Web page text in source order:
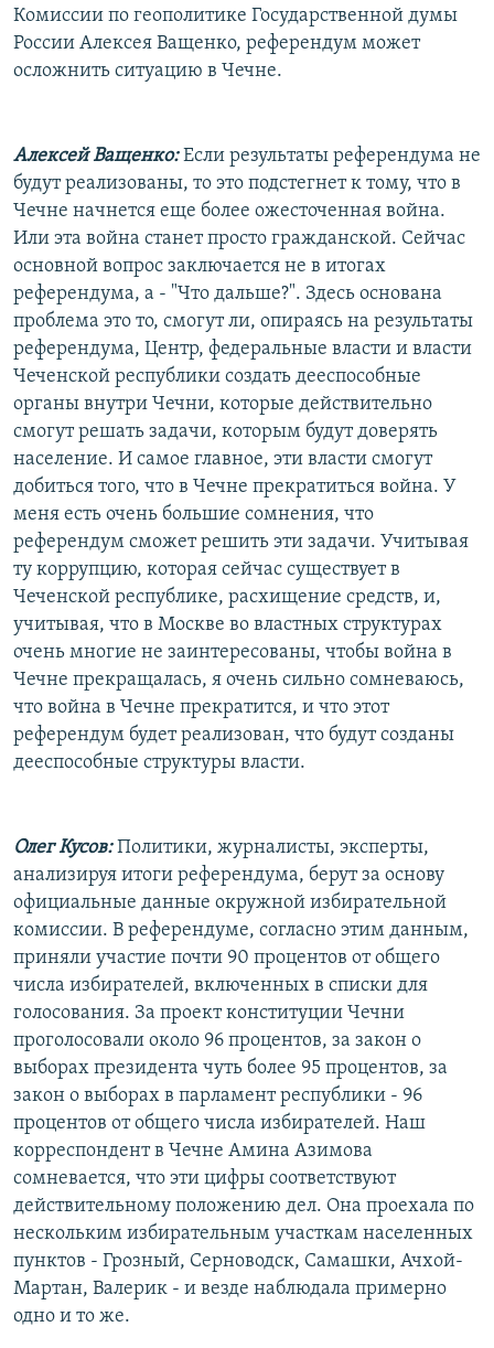
Комиссии по геополитике Государственной думы
России Алексея Ващенко, референдум может
осложнить ситуацию в Чечне.
Алексей Ващенко:Если результаты референдума не
будут реализованы, то это подстегнет к тому, что в
Чечне начнется еще более ожесточенная война.
Или эта война станет просто гражданской. Сейчас
основной вопрос заключается не в итогах
референдума, а - "Что дальше?". Здесь основана
проблема это то, смогут ли, опираясь на результаты
референдума, Центр, федеральные власти и власти
Чеченской республики создать дееспособные
органы внутри Чечни, которые действительно
смогут решать задачи, которым будут доверять
население. И самое главное, эти власти смогут
добиться того, что в Чечне прекратиться война. У
меня есть очень большие сомнения, что
референдум сможет решить эти задачи. Учитывая
ту коррупцию, которая сейчас существует в
Чеченской республике, расхищение средств, и,
учитывая, что в Москве во властных структурах
очень многие не заинтересованы, чтобы война в
Чечне прекращалась, я очень сильно сомневаюсь,
что война в Чечне прекратится, и что этот
референдум будет реализован, что будут созданы
дееспособные структуры власти.
Олег Кусов:Политики, журналисты, эксперты,
анализируя итоги референдума, берут за основу
официальные данные окружной избирательной
комиссии. В референдуме, согласно этим данным,
приняли участие почти 90 процентов от общего
числа избирателей, включенных в списки для
голосования. За проект конституции Чечни
проголосовали около 96 процентов, за закон о
выборах президента чуть более 95 процентов, за
закон о выборах в парламент республики - 96
процентов от общего числа избирателей. Наш
корреспондент в Чечне Амина Азимова
сомневается, что эти цифры соответствуют
действительному положению дел. Она проехала по
нескольким избирательным участкам населенных
пунктов - Грозный, Серноводск, Самашки, Ачхой-
Мартан, Валерик - и везде наблюдала примерно
одно и то же.